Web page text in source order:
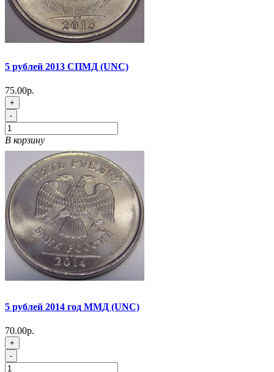
5 рублей 2013 СПМД (UNC)
75.00р.
+
-
В корзину
5 рублей 2014 год ММД (UNC)
70.00р.
+
-